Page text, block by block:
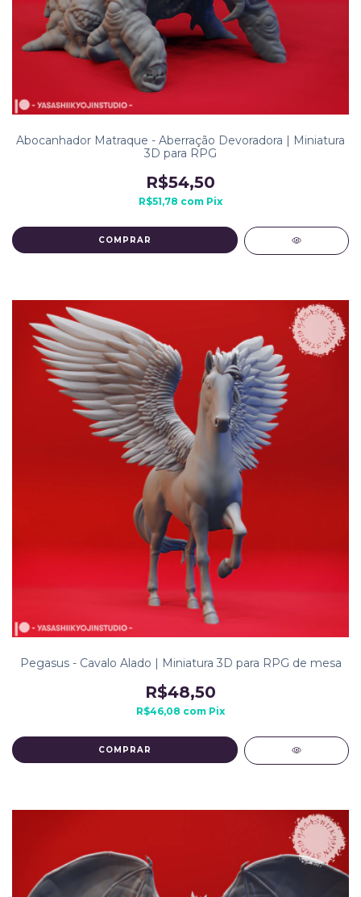
Abocanhador Matraque - Aberração Devoradora | Miniatura
3D para RPG
R$54,50
R$51,78 com Pix
COMPRAR
Pegasus - Cavalo Alado | Miniatura 3D para RPG de mesa
R$48,50
R$46,08 com Pix
COMPRAR